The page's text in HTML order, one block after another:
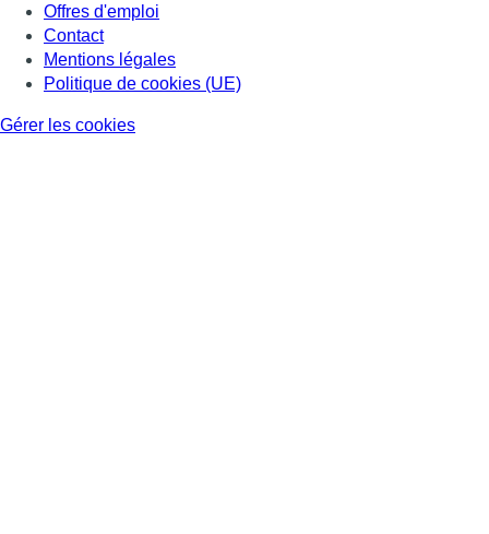
Offres d'emploi
Contact
Mentions légales
Politique de cookies (UE)
Gérer les cookies